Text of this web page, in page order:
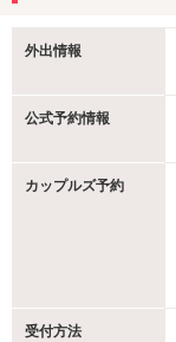
外出情報
公式予約情報
カップルズ予約
受付方法